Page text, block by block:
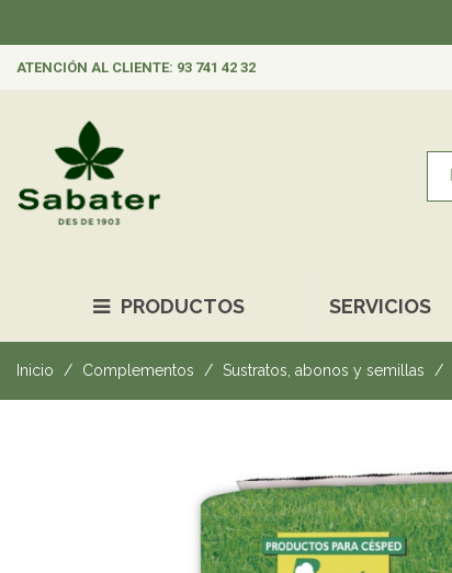
ATENCIÓN AL CLIENTE: 93 741 42 32
PRODUCTOS SERVICIOS
Inicio Complementos Sustratos, abonos y semillas